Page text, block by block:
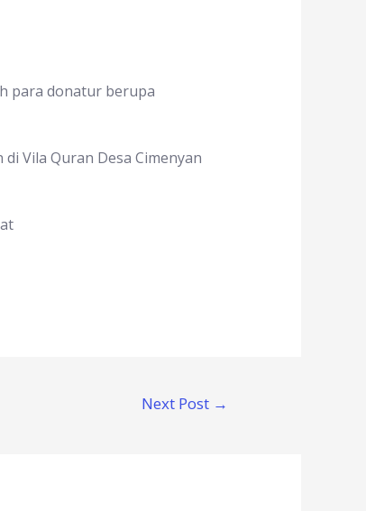
para donatur berupa
Vila Quran Desa Cimenyan
Next Post →